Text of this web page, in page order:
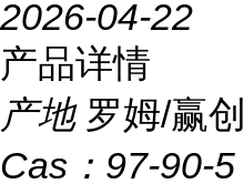
2026-04-22
产品详情
产地 罗姆/赢创
Cas： 97-90-5